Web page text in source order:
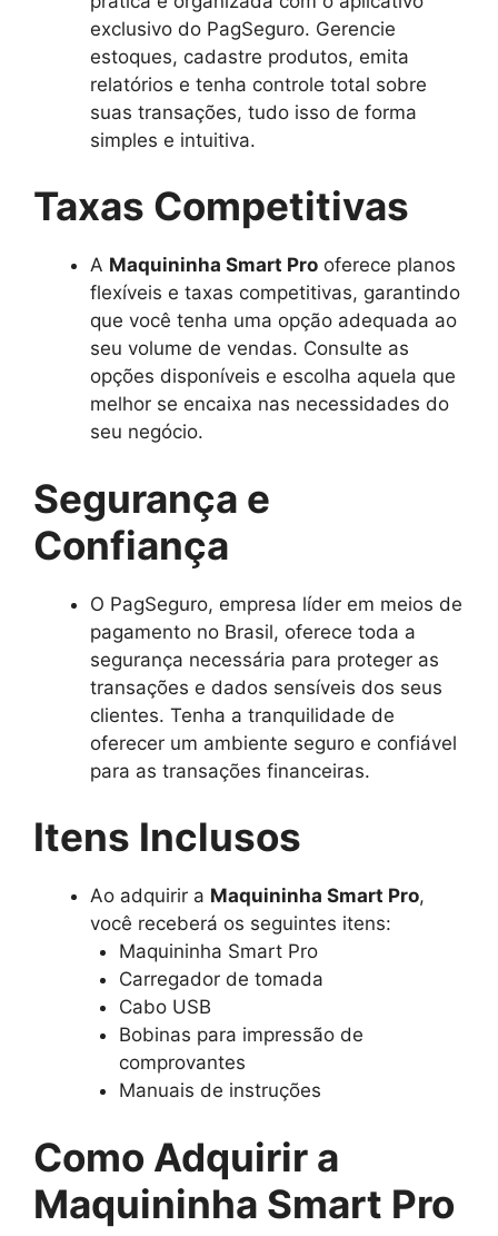
exclusivo do PagSeguro. Gerencie
estoques, cadastre produtos, emita
relatórios e tenha controle total sobre
suas transações, tudo isso de forma
simples e intuitiva.
Taxas Competitivas
A Maquininha Smart Pro oferece planos
flexíveis e taxas competitivas, garantindo
que você tenha uma opção adequada ao
seu volume de vendas. Consulte as
opções disponíveis e escolha aquela que
melhor se encaixa nas necessidades do
seu negócio.
Segurança e
Confiança
O PagSeguro, empresa líder em meios de
pagamento no Brasil, oferece toda a
segurança necessária para proteger as
transações e dados sensíveis dos seus
clientes. Tenha a tranquilidade de
oferecer um ambiente seguro e confiável
para as transações financeiras.
Itens Inclusos
Ao adquirir a Maquininha Smart Pro,
você receberá os seguintes itens:
Maquininha Smart Pro
Carregador de tomada
Cabo USB
Bobinas para impressão de
comprovantes
Manuais de instruções
Como Adquirir a
Maquininha Smart Pro